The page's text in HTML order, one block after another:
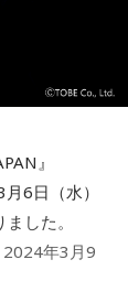
』
6日（水）
した。
2024年3月9